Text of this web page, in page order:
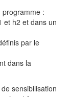
programme :
et h2 et dans un
par le
dans la
sensibilisation